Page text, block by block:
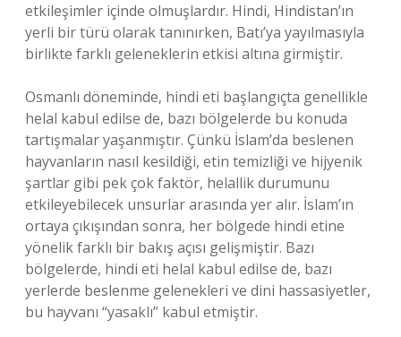
etkileşimler içinde olmuşlardır. Hindi, Hindistan’ın
yerli bir türü olarak tanınırken, Batı’ya yayılmasıyla
birlikte farklı geleneklerin etkisi altına girmiştir.
Osmanlı döneminde, hindi eti başlangıçta genellikle
helal kabul edilse de, bazı bölgelerde bu konuda
tartışmalar yaşanmıştır. Çünkü İslam’da beslenen
hayvanların nasıl kesildiği, etin temizliği ve hijyenik
şartlar gibi pek çok faktör, helallik durumunu
etkileyebilecek unsurlar arasında yer alır. İslam’ın
ortaya çıkışından sonra, her bölgede hindi etine
yönelik farklı bir bakış açısı gelişmiştir. Bazı
bölgelerde, hindi eti helal kabul edilse de, bazı
yerlerde beslenme gelenekleri ve dini hassasiyetler,
bu hayvanı “yasaklı” kabul etmiştir.